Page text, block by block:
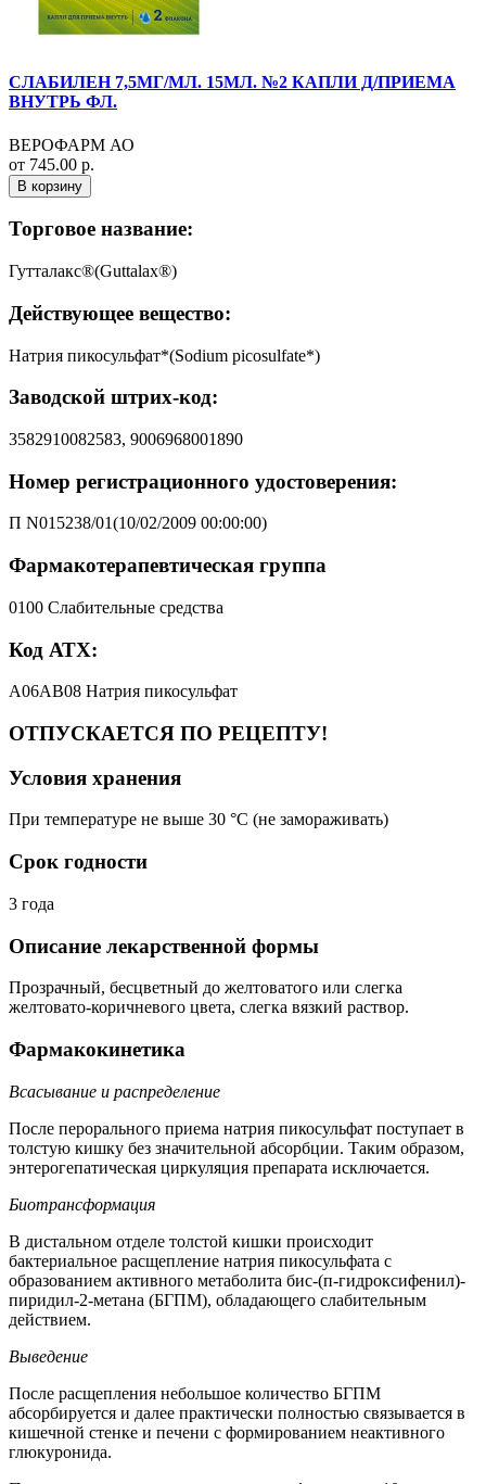
СЛАБИЛЕН 7,5МГ/МЛ. 15МЛ. №2 КАПЛИ Д/ПРИЕМА
ВНУТРЬ ФЛ.
ВЕРОФАРМ АО
от 745.00 р.
В корзину
Торговое название:
Гутталакс®(Guttalax®)
Действующее вещество:
Натрия пикосульфат*(Sodium picosulfate*)
Заводской штрих-код:
3582910082583, 9006968001890
Номер регистрационного удостоверения:
П N015238/01(10/02/2009 00:00:00)
Фармакотерапевтическая группа
0100 Слабительные средства
Код АТХ:
A06AB08 Натрия пикосульфат
ОТПУСКАЕТСЯ ПО РЕЦЕПТУ!
Условия хранения
При температуре не выше 30 °C (не замораживать)
Срок годности
3 года
Описание лекарственной формы
Прозрачный, бесцветный до желтоватого или слегка
желтовато-коричневого цвета, слегка вязкий раствор.
Фармакокинетика
Всасывание и распределение
После перорального приема натрия пикосульфат поступает в
толстую кишку без значительной абсорбции. Таким образом,
энтерогепатическая циркуляция препарата исключается.
Биотрансформация
В дистальном отделе толстой кишки происходит
бактериальное расщепление натрия пикосульфата с
образованием активного метаболита бис-(п-гидроксифенил)-
пиридил-2-метана (БГПМ), обладающего слабительным
действием.
Выведение
После расщепления небольшое количество БГПМ
абсорбируется и далее практически полностью связывается в
кишечной стенке и печени с формированием неактивного
глюкуронида.